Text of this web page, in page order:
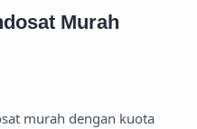
Murah
murah dengan kuota